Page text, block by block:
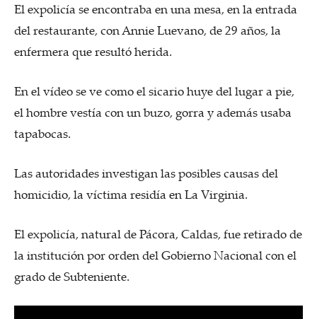
El expolicía se encontraba en una mesa, en la entrada
del restaurante, con Annie Luevano, de 29 años, la
enfermera que resultó herida.
En el vídeo se ve como el sicario huye del lugar a pie,
el hombre vestía con un buzo, gorra y además usaba
tapabocas.
Las autoridades investigan las posibles causas del
homicidio, la víctima residía en La Virginia.
El expolicía, natural de Pácora, Caldas, fue retirado de
la institución por orden del Gobierno Nacional con el
grado de Subteniente.